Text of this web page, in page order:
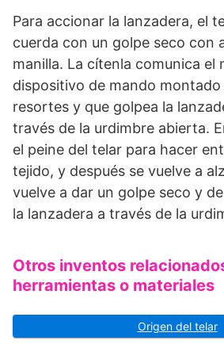
Para accionar la lanzadera, el
cuerda con un golpe seco con
manilla. La cítenla comunica el
dispositivo de mando
resortes y que golpea la
través de la urdimbre abierta.
el peine del telar para hacer
tejido, y después se vuelve a
vuelve a dar un golpe seco y
la lanzadera a través de la
Otros inventos
herramientas o materiales
Origen del telar